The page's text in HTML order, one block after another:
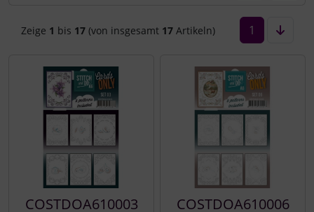
Zeige 1 bis 17(von insgesamt 17Artikeln) 1
COSTDOA610003
COSTDOA610006